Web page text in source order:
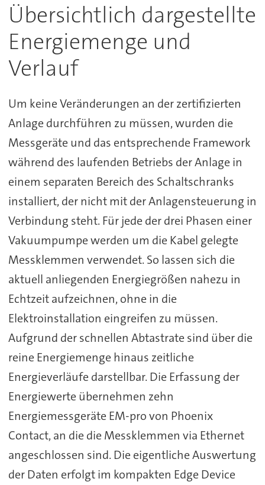
Übersichtlich dargestellte
Energiemenge und
Verlauf
Um keine Veränderungen an der zertifizierten
Anlage durchführen zu müssen, wurden die
Messgeräte und das entsprechende Framework
während des laufenden Betriebs der Anlage in
einem separaten Bereich des Schaltschranks
installiert, der nicht mit der Anlagensteuerung in
Verbindung steht. Für jede der drei Phasen einer
Vakuumpumpe werden um die Kabel gelegte
Messklemmen verwendet. So lassen sich die
aktuell anliegenden Energiegrößen nahezu in
Echtzeit aufzeichnen, ohne in die
Elektroinstallation eingreifen zu müssen.
Aufgrund der schnellen Abtastrate sind über die
reine Energiemenge hinaus zeitliche
Energieverläufe darstellbar. Die Erfassung der
Energiewerte übernehmen zehn
Energiemessgeräte EM-pro von Phoenix
Contact, an die die Messklemmen via Ethernet
angeschlossen sind. Die eigentliche Auswertung
der Daten erfolgt im kompakten Edge Device